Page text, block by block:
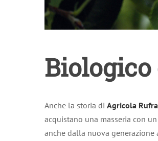
Anche la storia di Agricola
acquistano una masseria con un
anche dalla nuova generazione